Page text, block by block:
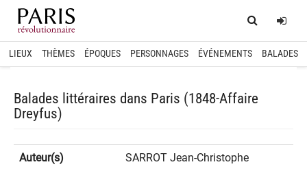
Home
LIEUX THÈMES ÉPOQUES PERSONNAGES ÉVÉNEMENTS BALADES
Balades littéraires dans Paris (1848-Affaire
Dreyfus)
Auteur(s) SARROT Jean-Christophe